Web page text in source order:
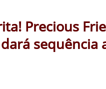
Precious
sequência